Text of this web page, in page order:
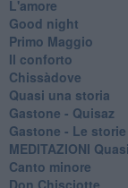
L'amore
Good night
Primo Maggio
Il conforto
Chissàdove
Quasi una storia
Gastone - Quisaz
Gastone - Le storie
MEDITAZIONI
Canto minore
Don Chisciotte